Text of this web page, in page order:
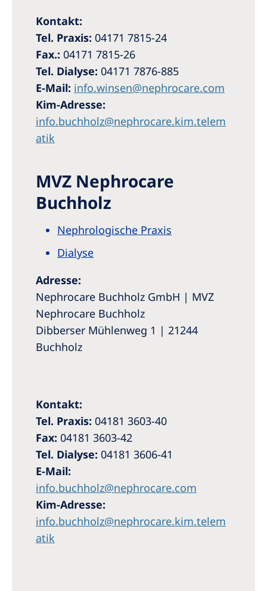
Asia Pacific
Asia Pacific
Australia
Philippines
North America
United States of America
NephroCare International
Global Website
Kontakt:
Tel. Praxis: 04171 7815-24
Fax.: 04171 7815-26
Tel. Dialyse: 04171 7876-885
E-Mail: info.winsen@nephrocare.com
Kim-Adresse:
info.buchholz@nephrocare.kim.telem
atik
MVZ Nephrocare
Buchholz
Nephrologische Praxis
Dialyse
Adresse:
Nephrocare Buchholz GmbH | MVZ
Nephrocare Buchholz
Dibberser Mühlenweg 1 | 21244
Buchholz
Kontakt:
Tel. Praxis: 04181 3603-40
Fax: 04181 3603-42
Tel. Dialyse: 04181 3606-41
E-Mail:
info.buchholz@nephrocare.com
Kim-Adresse:
info.buchholz@nephrocare.kim.telem
atik